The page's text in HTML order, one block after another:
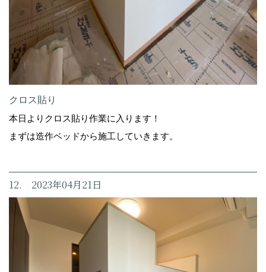
クロス貼り
本日よりクロス貼り作業に入ります！
まずは造作ベッドから施工していきます。
12. 2023年04月21日